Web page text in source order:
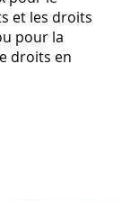
et les droits
pour la
droits en